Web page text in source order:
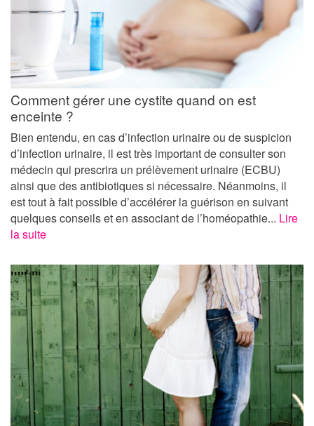
Comment gérer une cystite quand on est
enceinte ?
Bien entendu, en cas d’infection urinaire ou de suspicion
d’infection urinaire, il est très important de consulter son
médecin qui prescrira un prélèvement urinaire (ECBU)
ainsi que des antibiotiques si nécessaire. Néanmoins, il
est tout à fait possible d’accélérer la guérison en suivant
quelques conseils et en associant de l’homéopathie... Lire
la suite